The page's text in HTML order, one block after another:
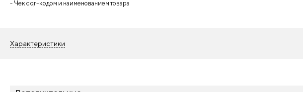
- Чек с qr-кодом и наименованием товара
Характеристики